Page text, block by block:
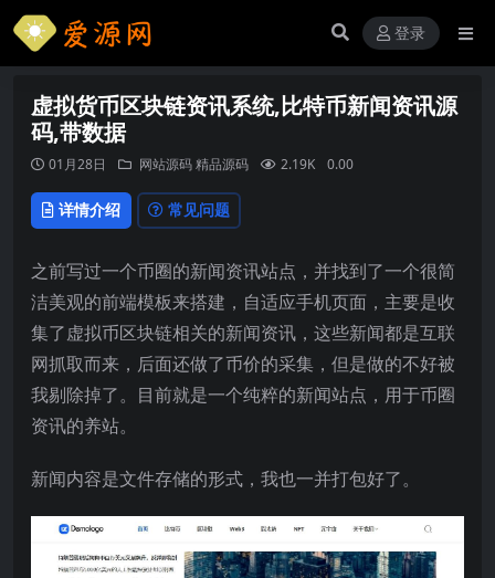
登录
虚拟货币区块链资讯系统,比特币新闻资讯源
码,带数据
01月28日 网站源码精品源码 2.19K 0.00
详情介绍 常见问题
之前写过一个币圈的新闻资讯站点，并找到了一个很简
洁美观的前端模板来搭建，自适应手机页面，主要是收
集了虚拟币区块链相关的新闻资讯，这些新闻都是互联
网抓取而来，后面还做了币价的采集，但是做的不好被
我剔除掉了。目前就是一个纯粹的新闻站点，用于币圈
资讯的养站。
新闻内容是文件存储的形式，我也一并打包好了。